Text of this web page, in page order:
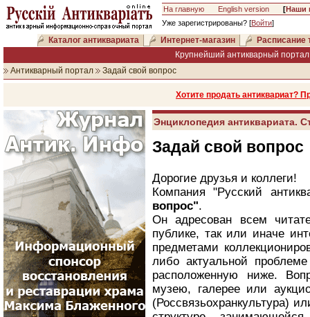
На главную English version [Наши
Уже зарегистрированы? [Войти]
Каталог антиквариата Интернет-магазин
Расписание
Крупнейший антикварный
Антикварный портал
Задай свой вопрос
Хотите продать антиквариат?
Энциклопедия антиквариата.
Задай свой вопрос
Дорогие друзья и коллеги!
Компания "Русский
вопрос".
Он адресован всем
публике, так или иначе
предметами
либо актуальной
расположенную ниже.
музею, галерее или
(Россвязьохранкультура)